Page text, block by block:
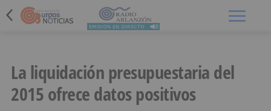
La liquidación presupuestaria del
2015 ofrece datos positivos